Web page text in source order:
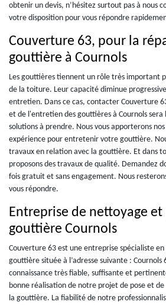
obtenir un devis, n’hésitez surtout pas à nous
votre disposition pour vous répondre
Couverture 63, pour la
gouttière à Cournols
Les gouttières tiennent un rôle très important
de la toiture. Leur capacité diminue
entretien. Dans ce cas, contacter Couverture
et de l'entretien des gouttières à Cournols sera
solutions à prendre. Nous vous apporterons
expérience pour entretenir votre gouttière.
travaux en relation avec la gouttière. Et dans
proposons des travaux de qualité. Demandez
fois gratuit et sans engagement. Nous
vous répondre.
Entreprise de nettoyage et
gouttière Cournols
Couverture 63 est une entreprise spécialiste
gouttière située à l’adresse suivante : Cournols
connaissance très fiable, suffisante et
bonne réalisation de notre projet de pose et
la gouttière. La fiabilité de notre